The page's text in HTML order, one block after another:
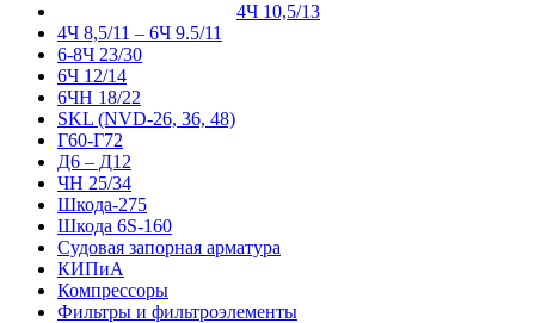
4Ч 10,5/13
4Ч 8,5/11 – 6Ч 9.5/11
6-8Ч 23/30
6Ч 12/14
6ЧН 18/22
SKL (NVD-26, 36, 48)
Г60-Г72
Д6 – Д12
ЧН 25/34
Шкода-275
Шкода 6S-160
Судовая запорная арматура
КИПиА
Компрессоры
Фильтры и фильтроэлементы